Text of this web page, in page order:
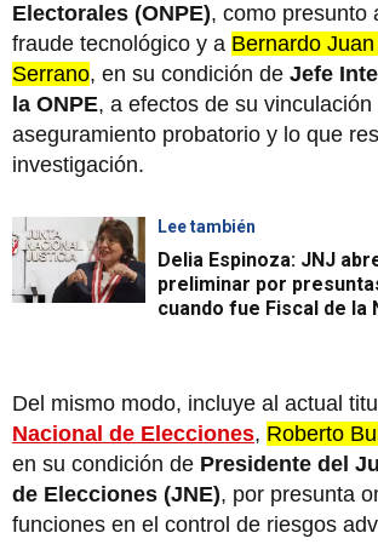
Electorales (ONPE), como presunto
fraude tecnológico y a Bernardo
Serrano, en su condición de Jefe
la ONPE, a efectos de su vinculación
aseguramiento probatorio y lo que
investigación.
Lee también
Delia Espinoza: JNJ
preliminar por
cuando fue Fiscal de la
Del mismo modo, incluye al actual
Nacional de Elecciones, Roberto
en su condición de Presidente del
de Elecciones (JNE), por presunta
funciones en el control de riesgos